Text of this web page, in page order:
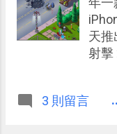
天推
射擊
角
3 則留言